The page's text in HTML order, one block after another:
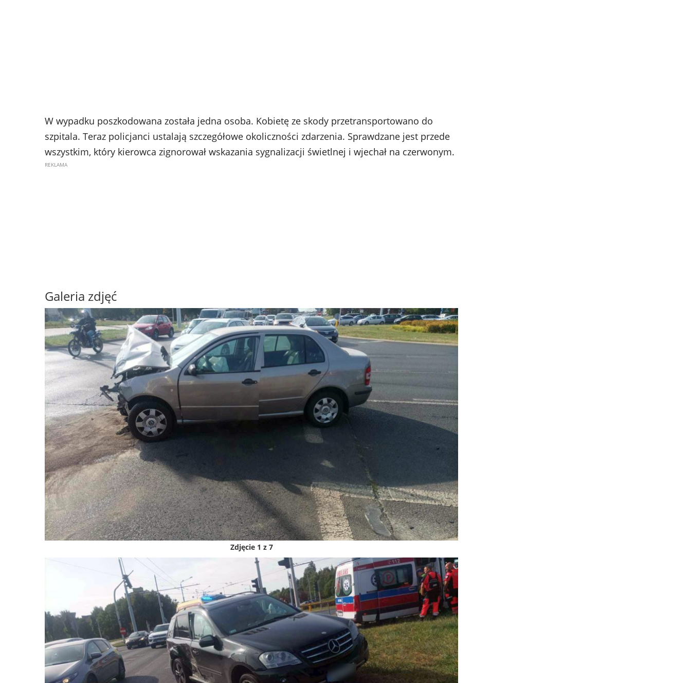
W wypadku poszkodowana została jedna osoba. Kobietę ze skody przetransportowano do
szpitala. Teraz policjanci ustalają szczegółowe okoliczności zdarzenia. Sprawdzane jest przede
wszystkim, który kierowca zignorował wskazania sygnalizacji świetlnej i wjechał na czerwonym.
Galeria zdjęć
Zdjęcie 1 z 7